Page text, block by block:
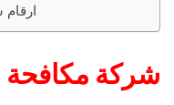
ارقام
شركة مكافحة